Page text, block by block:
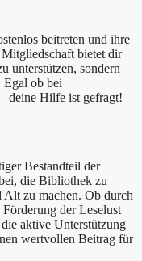
beitreten und ihre
bietet dir
unterstützen, sondern
Egal ob bei
deine Hilfe ist gefragt!
Bestandteil der
die Bibliothek zu
zu machen. Ob durch
der Leselust
aktive Unterstützung
wertvollen Beitrag für